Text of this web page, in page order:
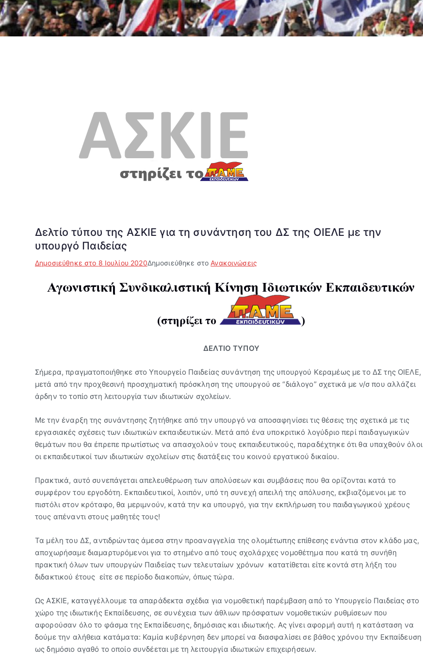
Δελτίο τύπου της ΑΣΚΙΕ για τη συνάντηση του ΔΣ της ΟΙΕΛΕ με την
υπουργό Παιδείας
Δημοσιεύθηκε στο 8 Ιουλίου 2020Δημοσιεύθηκε στο Ανακοινώσεις
ΔΕΛΤΙΟ ΤΥΠΟΥ
Σήμερα, πραγματοποιήθηκε στο Υπουργείο Παιδείας συνάντηση της υπουργού Κεραμέως με το ΔΣ της ΟΙΕΛΕ,
μετά από την προχθεσινή προσχηματική πρόσκληση της υπουργού σε “διάλογο” σχετικά με ν/σ που αλλάζει
άρδην το τοπίο στη λειτουργία των ιδιωτικών σχολείων.
Με την έναρξη της συνάντησης ζητήθηκε από την υπουργό να αποσαφηνίσει τις θέσεις της σχετικά με τις
εργασιακές σχέσεις των ιδιωτικών εκπαιδευτικών. Μετά από ένα υποκριτικό λογύδριο περί παιδαγωγικών
θεμάτων που θα έπρεπε πρωτίστως να απασχολούν τους εκπαιδευτικούς, παραδέχτηκε ότι θα υπαχθούν όλοι
οι εκπαιδευτικοί των ιδιωτικών σχολείων στις διατάξεις του κοινού εργατικού δικαίου.
Πρακτικά, αυτό συνεπάγεται απελευθέρωση των απολύσεων και συμβάσεις που θα ορίζονται κατά το
συμφέρον του εργοδότη. Εκπαιδευτικοί, λοιπόν, υπό τη συνεχή απειλή της απόλυσης, εκβιαζόμενοι με το
πιστόλι στον κρόταφο, θα μεριμνούν, κατά την κα υπουργό, για την εκπλήρωση του παιδαγωγικού χρέους
τους απέναντι στους μαθητές τους!
Τα μέλη του ΔΣ, αντιδρώντας άμεσα στην προαναγγελία της ολομέτωπης επίθεσης ενάντια στον κλάδο μας,
αποχωρήσαμε διαμαρτυρόμενοι για το στημένο από τους σχολάρχες νομοθέτημα που κατά τη συνήθη
πρακτική όλων των υπουργών Παιδείας των τελευταίων χρόνων κατατίθεται είτε κοντά στη λήξη του
διδακτικού έτους είτε σε περίοδο διακοπών, όπως τώρα.
Ως ΑΣΚΙΕ, καταγγέλλουμε τα απαράδεκτα σχέδια για νομοθετική παρέμβαση από το Υπουργείο Παιδείας στο
χώρο της ιδιωτικής Εκπαίδευσης, σε συνέχεια των άθλιων πρόσφατων νομοθετικών ρυθμίσεων που
αφορούσαν όλο το φάσμα της Εκπαίδευσης, δημόσιας και ιδιωτικής. Ας γίνει αφορμή αυτή η κατάσταση να
δούμε την αλήθεια κατάματα: Καμία κυβέρνηση δεν μπορεί να διασφαλίσει σε βάθος χρόνου την Εκπαίδευση
ως δημόσιο αγαθό το οποίο συνδέεται με τη λειτουργία ιδιωτικών επιχειρήσεων.